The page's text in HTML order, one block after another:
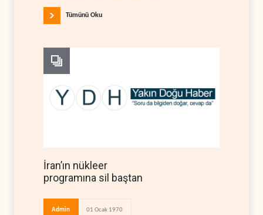
Tümünü Oku
İran’ın nükleer
programına sil baştan
Admin 01 Ocak 1970